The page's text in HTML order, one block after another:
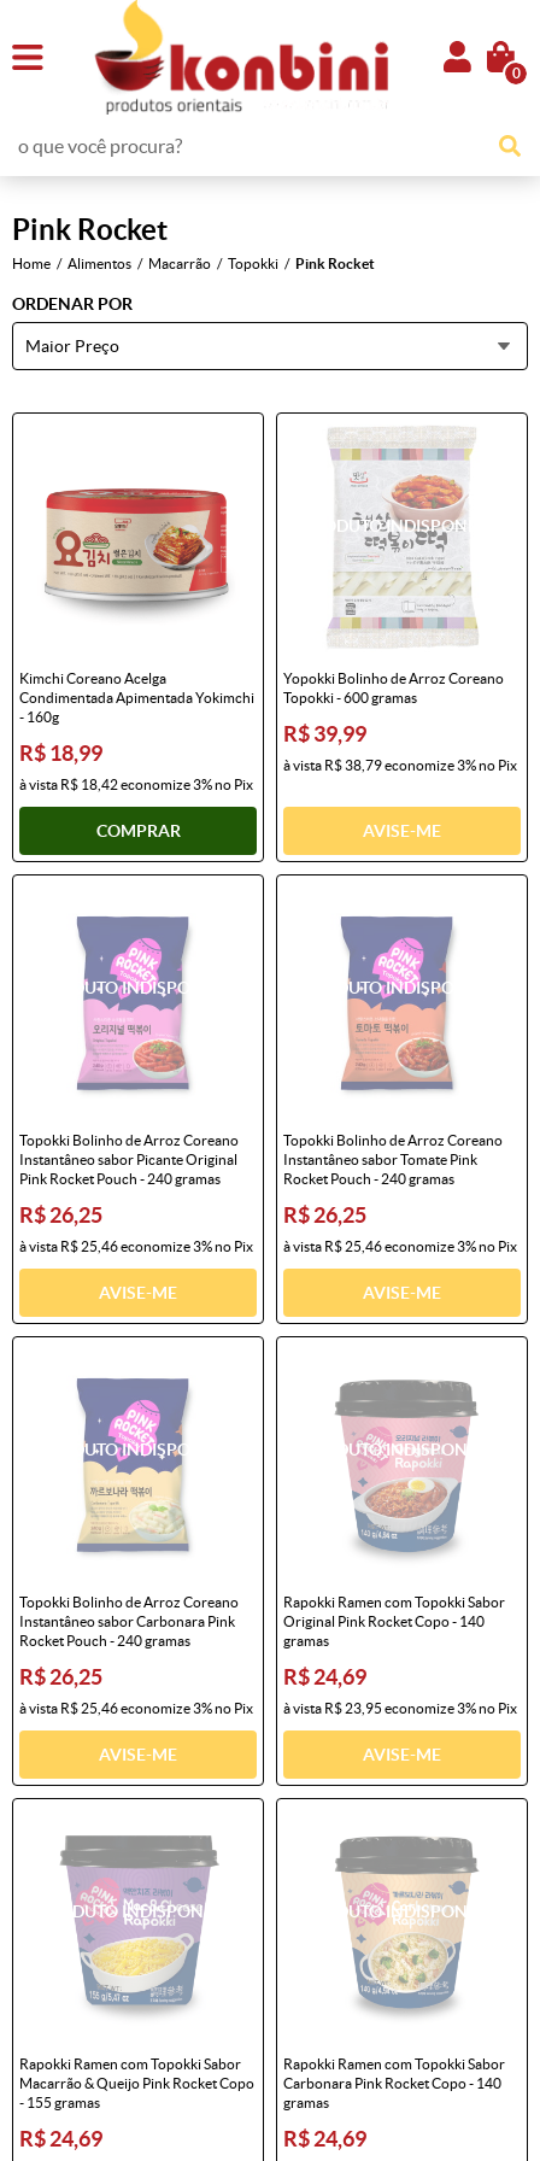
0
Pink Rocket
Home Alimentos Macarrão Topokki Pink Rocket
ORDENAR POR
Maior Preço
Kimchi Coreano Acelga
Condimentada Apimentada Yokimchi
- 160g
R$ 18,99
à vista R$ 18,42economize3%no Pix
COMPRAR
Yopokki Bolinho de Arroz Coreano
Topokki - 600 gramas
R$ 39,99
à vista R$ 38,79economize3%no Pix
AVISE-ME
Topokki Bolinho de Arroz Coreano
Instantâneo sabor Picante Original
Pink Rocket Pouch - 240 gramas
R$ 26,25
à vista R$ 25,46economize3%no Pix
AVISE-ME
Topokki Bolinho de Arroz Coreano
Instantâneo sabor Tomate Pink
Rocket Pouch - 240 gramas
R$ 26,25
à vista R$ 25,46economize3%no Pix
AVISE-ME
Topokki Bolinho de Arroz Coreano
Instantâneo sabor Carbonara Pink
Rocket Pouch - 240 gramas
R$ 26,25
à vista R$ 25,46economize3%no Pix
AVISE-ME
Rapokki Ramen com Topokki Sabor
Original Pink Rocket Copo - 140
gramas
R$ 24,69
à vista R$ 23,95 economize3%no Pix
AVISE-ME
Rapokki Ramen com Topokki Sabor
Macarrão & Queijo Pink Rocket Copo
- 155 gramas
R$ 24,69
Rapokki Ramen com Topokki Sabor
Carbonara Pink Rocket Copo - 140
gramas
R$ 24,69